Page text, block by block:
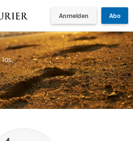
Anmelden Abo
los,